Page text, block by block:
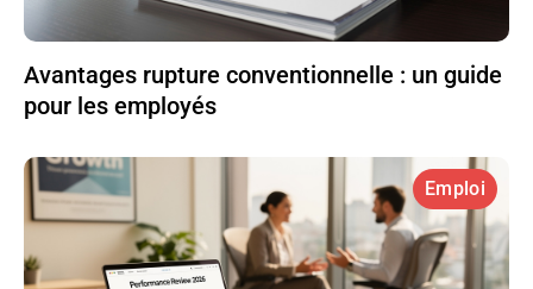
Avantages rupture conventionnelle : un guide
pour les employés
Emploi